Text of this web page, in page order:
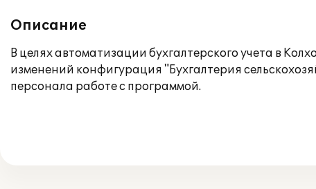
Описание
В целях автоматизации бухгалтерского учета в
изменений конфигурация "Бухгалтерия
персонала работе с программой.